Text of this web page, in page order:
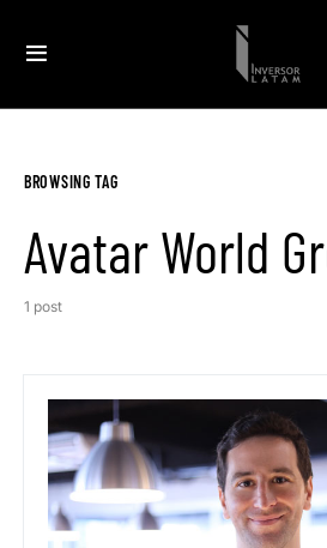
BROWSING TAG
Avatar World
1 post